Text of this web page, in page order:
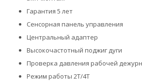
Гарантия 5 лет
Сенсорная панель управления
Центральный адаптер
Высокочастотный поджиг дуги
Проверка давления рабочей
Режим работы 2Т/4Т